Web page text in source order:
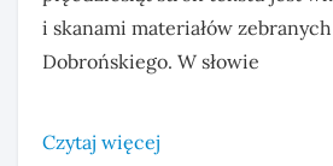
i skanami materiałów
Dobrońskiego. W słowie
Czytaj więcej